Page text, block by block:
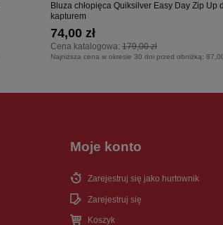
Bluza chłopięca Quiksilver Easy Day Zip Up
kapturem
Cena katalogowa: 179,00 zł
74,00 zł
Najniższa cena w okresie 30 dni przed obniżką:
Moje konto
Zarejestruj się jako hurtownik
Zarejestruj się
Koszyk